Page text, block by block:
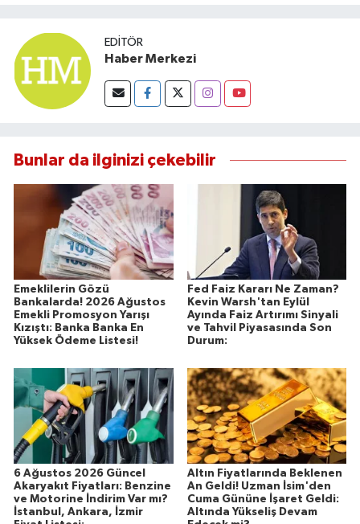
EDITÖR
Haber Merkezi
Bunlar da ilginizi çekebilir
Emeklilerin Gözü
Bankalarda! 2026 Ağustos
Emekli Promosyon Yarışı
Kızıştı: Banka Banka En
Yüksek Ödeme Listesi!
Fed Faiz Kararı Ne Zaman?
Kevin Warsh'tan Eylül
Ayında Faiz Artırımı Sinyali
ve Tahvil Piyasasında Son
Durum:
6 Ağustos 2026 Güncel
Akaryakıt Fiyatları: Benzine
ve Motorine İndirim Var mı?
İstanbul, Ankara, İzmir
Altın Fiyatlarında Beklenen
An Geldi! Uzman İsim'den
Cuma Gününe İşaret Geldi:
Altında Yükseliş Devam